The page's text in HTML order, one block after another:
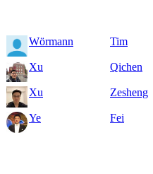
Wörmann Tim
Xu Qichen
Xu Zesheng
Ye Fei